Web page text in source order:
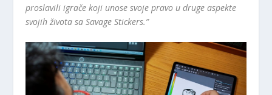
proslavili igrače koji unose svoje pravo u druge aspekte
svojih života sa Savage Stickers.”